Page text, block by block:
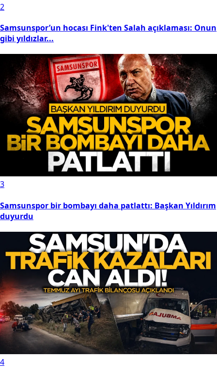
2
Samsunspor’un hocası Fink'ten Salah açıklaması: Onun
gibi yıldızlar...
3
Samsunspor bir bombayı daha patlattı: Başkan Yıldırım
duyurdu
4